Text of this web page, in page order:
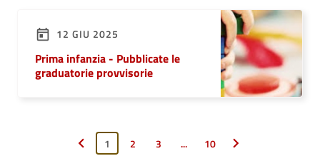
12 GIU 2025
Prima infanzia - Pubblicate le
graduatorie provvisorie
Pagina precedente
1 2 3 ... 10 Pagina successiva